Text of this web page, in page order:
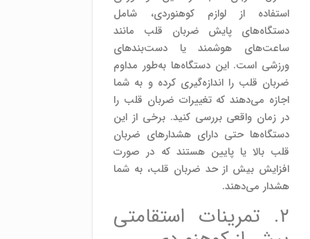
استفاده از لوازم کوهنوردی، شامل
دستگاه‌های پایش ضربان قلب مانند
ساعت‌های هوشمند یا دست‌بندهای
ورزشی است. این دستگاه‌ها به‌طور مداوم
ضربان قلب را اندازه‌گیری کرده و به شما
اجازه می‌دهند که تغییرات ضربان قلب را
در زمان واقعی بررسی کنید. برخی از این
دستگاه‌ها حتی دارای هشدارهای ضربان
قلب بالا یا پایین هستند که در صورت
افزایش بیش از حد ضربان قلب، به شما
هشدار می‌دهند.
۲. تمرینات استقامتی